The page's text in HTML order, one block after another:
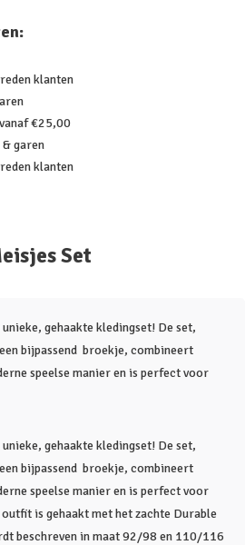
klanten
€25,00
garen
klanten
Set
gehaakte kledingset! De set,
bijpassend broekje, combineert
speelse manier en is perfect voor
gehaakte kledingset! De set,
bijpassend broekje, combineert
speelse manier en is perfect voor
is gehaakt met het zachte Durable
beschreven in maat 92/98 en 110/116